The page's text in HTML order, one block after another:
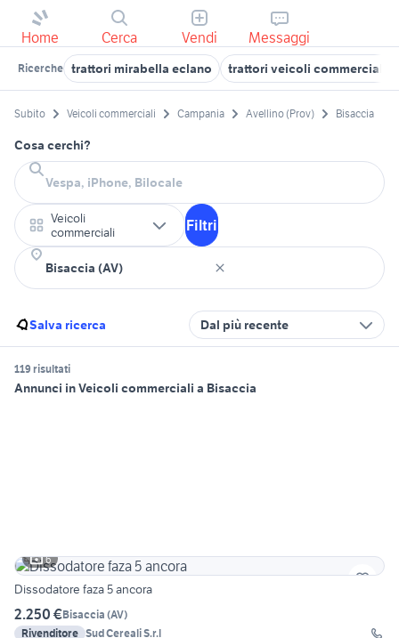
Home Cerca Vendi Messaggi
Ricerche trattori mirabella eclano trattori veicoli commerciali
Subito Veicoli commerciali Campania Avellino (Prov) Bisaccia
Cosa cerchi?
Veicoli
commerciali
Filtri
Salva ricerca Dal più recente
119 risultati
Annunci in Veicoli commerciali a Bisaccia
6
Dissodatore faza 5 ancora
2.250 €Bisaccia (AV)
Rivenditore Sud Cereali S.r.l